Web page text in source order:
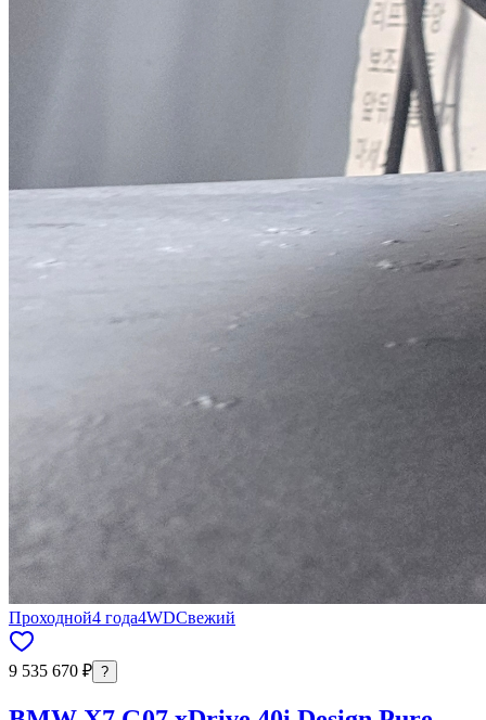
Проходной4 года4WDСвежий
9 535 670 ₽ ?